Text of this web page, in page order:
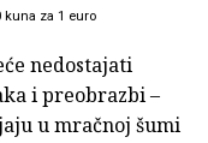
kuna za 1 euro
nedostajati
i preobrazbi –
u mračnoj šumi